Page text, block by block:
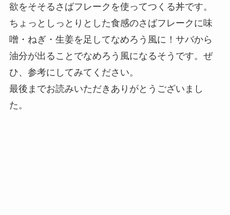
欲をそそるさばフレークを使ってつくる丼です。
ちょっとしっとりとした食感のさばフレークに味
噌・ねぎ・生姜を足してなめろう風に！サバから
油分が出ることでなめろう風になるそうです。ぜ
ひ、参考にしてみてください。
最後までお読みいただきありがとうございまし
た。